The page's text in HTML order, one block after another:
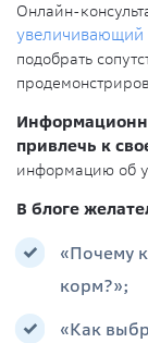
Онлайн-
увеличивающий
подобрать
привлечь к
информацию об
В блоге
«Почему
корм?»;
«Как